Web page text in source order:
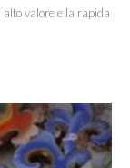
alto valore e la rapida